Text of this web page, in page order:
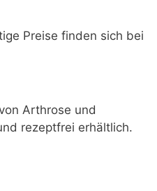
Preise finden sich bei
Arthrose und
rezeptfrei erhältlich.